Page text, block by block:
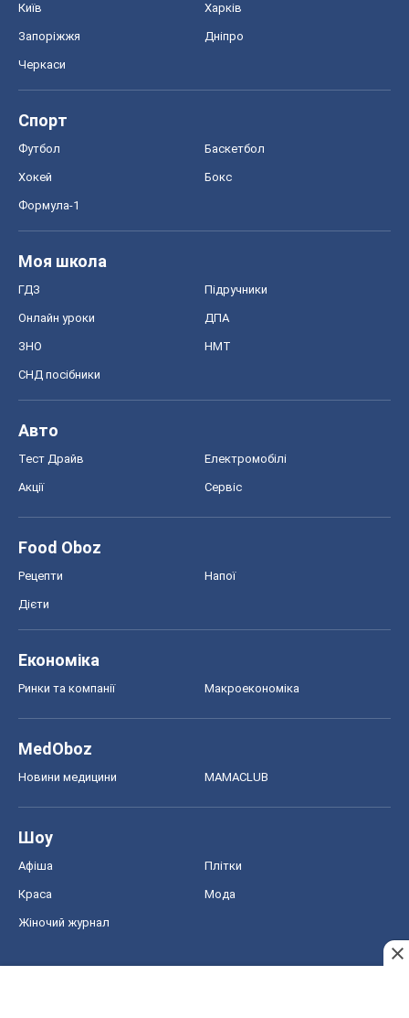
Київ Харків
Запоріжжя Дніпро
Черкаси
Спорт
Футбол Баскетбол
Хокей Бокс
Формула-1
Моя школа
ГДЗ Підручники
Онлайн уроки ДПА
ЗНО НМТ
СНД посібники
Авто
Тест Драйв Електромобілі
Акції Сервіс
Food Oboz
Рецепти Напої
Дієти
Економіка
Ринки та компанії Макроекономіка
MedOboz
Новини медицини MAMACLUB
Шоу
Афіша Плітки
Краса Мода
Жіночий журнал